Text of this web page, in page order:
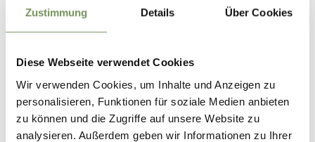
Zustimmung Details Über Cookies
Diese Webseite verwendet Cookies
Wir verwenden Cookies, um Inhalte und Anzeigen zu
personalisieren, Funktionen für soziale Medien anbieten
zu können und die Zugriffe auf unsere Website zu
analysieren. Außerdem geben wir Informationen zu Ihrer